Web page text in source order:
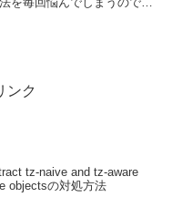
ンク
tz-naive and tz-aware
objectsの対処方法